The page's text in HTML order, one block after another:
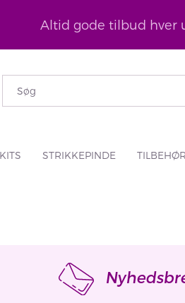
Altid gode tilbud hver
STRIKKEPINDE TILBEHØR